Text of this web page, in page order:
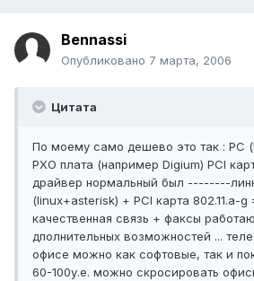
Bennassi
Опубликовано 7 марта, 2006
Цитата
По моему само дешево это так : PC
PXO плата (например Digium) PCI
драйвер нормальный был --------
(linux+asterisk) + PCI карта 802.11.a-g
качественная связь + факсы
дполнительных возможностей ...
офисе можно как софтовые, так и
60-100у.е. можно скросировать